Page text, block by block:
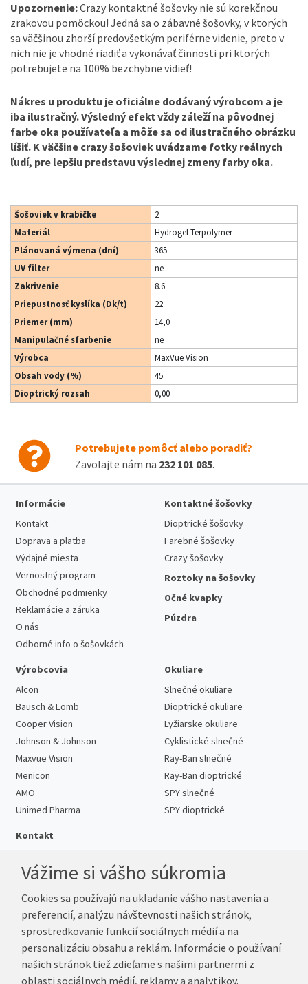
Upozornenie:Crazy kontaktné šošovky nie sú korekčnou
zrakovou pomôckou! Jedná sa o zábavné šošovky, v ktorých
sa väčšinou zhorší predovšetkým periférne videnie, preto v
nich nie je vhodné riadiť a vykonávať činnosti pri ktorých
potrebujete na 100% bezchybne vidieť!
Nákres u produktu je oficiálne dodávaný výrobcom a je
iba ilustračný. Výsledný efekt vždy záleží na pôvodnej
farbe oka používateľa a môže sa od ilustračného obrázku
líšiť. K väčšine crazy šošoviek uvádzame fotky reálnych
ľudí, pre lepšiu predstavu výslednej zmeny farby oka.
Šošoviek v krabičke
2
Materiál
Hydrogel Terpolymer
Plánovaná výmena (dní)
365
UV filter
ne
Zakrivenie
8.6
Priepustnosť kyslíka (Dk/t)
22
Priemer (mm)
14,0
Manipulačné sfarbenie
ne
Výrobca
MaxVue Vision
Obsah vody (%)
45
Dioptrický rozsah
0,00
Potrebujete pomôcť alebo poradiť?
Zavolajte nám na 232 101 085.
Informácie
Kontakt
Doprava a platba
Výdajné miesta
Vernostný program
Obchodné podmienky
Reklamácie a záruka
O nás
Odborné info o šošovkách
Kontaktné šošovky
Dioptrické šošovky
Farebné šošovky
Crazy šošovky
Roztoky na šošovky
Očné kvapky
Púzdra
Výrobcovia
Alcon
Bausch & Lomb
Cooper Vision
Johnson & Johnson
Maxvue Vision
Menicon
AMO
Unimed Pharma
Okuliare
Slnečné okuliare
Dioptrické okuliare
Lyžiarske okuliare
Cyklistické slnečné
Ray-Ban slnečné
Ray-Ban dioptrické
SPY slnečné
SPY dioptrické
Kontakt
Telefón:+421 222 205 863
E-mail:info@k-sosovky.sk
Reklamačná adresa
Andrea Votavová
Revoluční 1017
Vážime si vášho súkromia
Cookies sa používajú na ukladanie vášho nastavenia a
preferencií, analýzu návštevnosti našich stránok,
sprostredkovanie funkcií sociálnych médií a na
personalizáciu obsahu a reklám. Informácie o používaní
našich stránok tiež zdieľame s našimi partnermi z
oblasti sociálnych médií, reklamy a analytikov.